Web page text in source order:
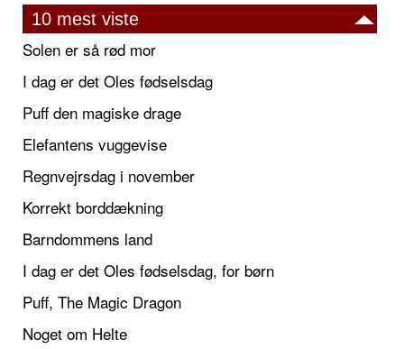
10 mest viste
Solen er så rød mor
I dag er det Oles fødselsdag
Puff den magiske drage
Elefantens vuggevise
Regnvejrsdag i november
Korrekt borddækning
Barndommens land
I dag er det Oles fødselsdag, for børn
Puff, The Magic Dragon
Noget om Helte